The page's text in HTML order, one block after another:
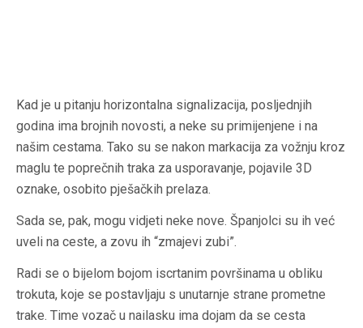
Kad je u pitanju horizontalna signalizacija, posljednjih
godina ima brojnih novosti, a neke su primijenjene i na
našim cestama. Tako su se nakon markacija za vožnju kroz
maglu te poprečnih traka za usporavanje, pojavile 3D
oznake, osobito pješačkih prelaza.
Sada se, pak, mogu vidjeti neke nove. Španjolci su ih već
uveli na ceste, a zovu ih “zmajevi zubi”.
Radi se o bijelom bojom iscrtanim površinama u obliku
trokuta, koje se postavljaju s unutarnje strane prometne
trake. Time vozač u nailasku ima dojam da se cesta